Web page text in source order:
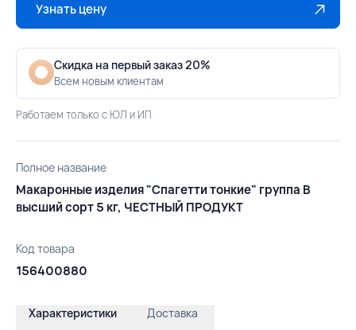
Узнать цену
Скидка на первый заказ 20%
Всем новым клиентам
Работаем только с ЮЛ и ИП
Полное название
Макаронные изделия "Спагетти тонкие" группа В
высший сорт 5 кг, ЧЕСТНЫЙ ПРОДУКТ
Код товара
156400880
Характеристики Доставка